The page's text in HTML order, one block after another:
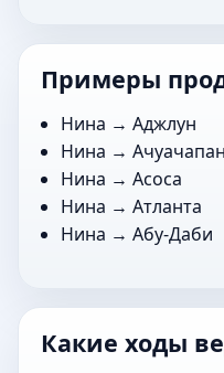
Примеры
Нина →Аджлун
Нина →Ачуачапан
Нина →Асоса
Нина →Атланта
Нина →Абу-Даби
Какие ходы